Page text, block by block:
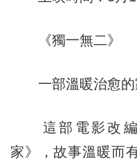
《獨一無二》
一部溫暖治愈的
這部電影改編
家》，故事溫暖而